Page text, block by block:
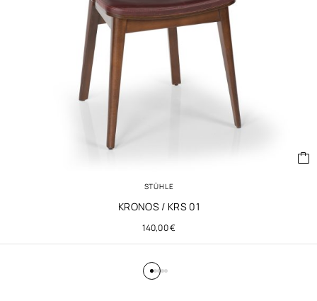
STÜHLE
KRONOS / KRS 01
140,00€